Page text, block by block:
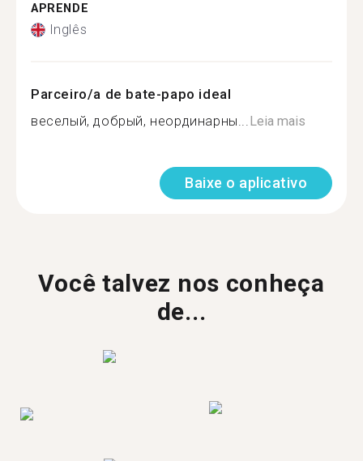
APRENDE
Inglês
Parceiro/a de bate-papo ideal
веселый, добрый, неординарны...Leia mais
Baixe o aplicativo
Você talvez nos conheça
de...